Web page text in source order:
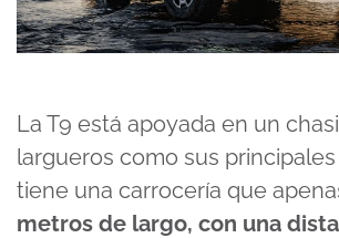
La T9 está apoyada en un
largueros como sus
tiene una carrocería que
metros de largo, con una